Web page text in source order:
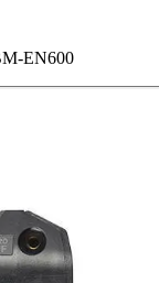
EN600